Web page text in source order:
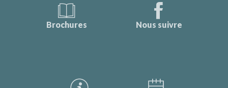
Brochures Nous suivre